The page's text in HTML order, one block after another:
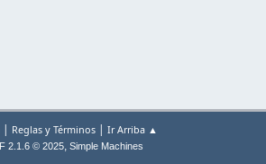
| Reglas y Términos | Ir Arriba ▲
2.1.6 © 2025, Simple Machines